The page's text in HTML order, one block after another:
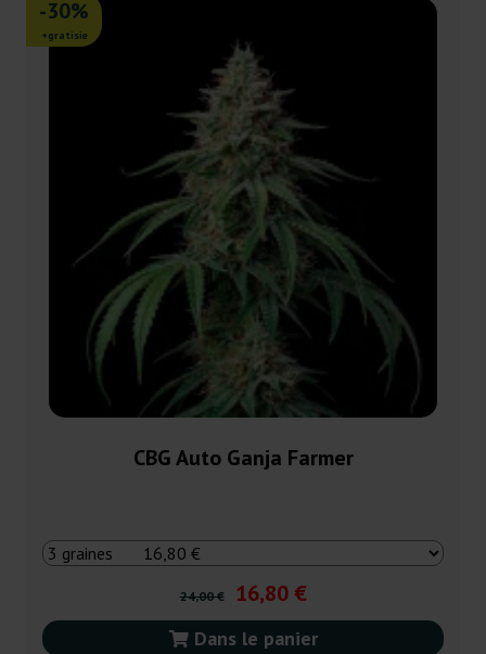
-30%
+gratisie
CBG Auto Ganja Farmer
24,00 € 16,80 €
Dans le panier